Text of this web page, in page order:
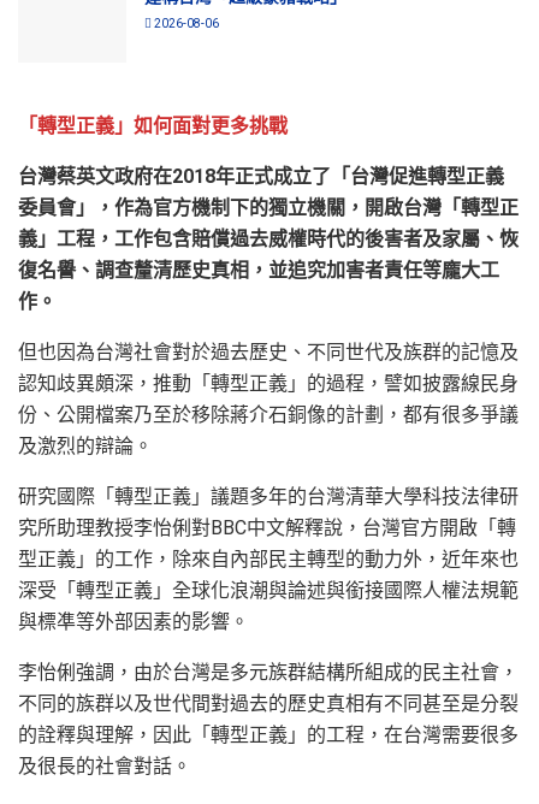
2026-08-06
「轉型正義」如何面對更多挑戰
台灣蔡英文政府在2018年正式成立了「台灣促進轉型正義
委員會」，作為官方機制下的獨立機關，開啟台灣「轉型正
義」工程，工作包含賠償過去威權時代的後害者及家屬、恢
復名譽、調查釐清歷史真相，並追究加害者責任等龐大工
作。
但也因為台灣社會對於過去歷史、不同世代及族群的記憶及
認知歧異頗深，推動「轉型正義」的過程，譬如披露線民身
份、公開檔案乃至於移除蔣介石銅像的計劃，都有很多爭議
及激烈的辯論。
研究國際「轉型正義」議題多年的台灣清華大學科技法律研
究所助理教授李怡俐對BBC中文解釋說，台灣官方開啟「轉
型正義」的工作，除來自內部民主轉型的動力外，近年來也
深受「轉型正義」全球化浪潮與論述與銜接國際人權法規範
與標凖等外部因素的影響。
李怡俐強調，由於台灣是多元族群結構所組成的民主社會，
不同的族群以及世代間對過去的歷史真相有不同甚至是分裂
的詮釋與理解，因此「轉型正義」的工程，在台灣需要很多
及很長的社會對話。